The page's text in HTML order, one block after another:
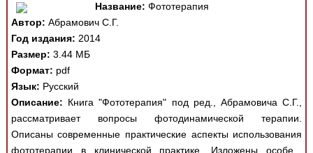
Название: Фототерапия
Автор: Абрамович С.Г.
Год издания: 2014
Размер: 3.44 МБ
Формат: pdf
Язык: Русский
Описание: Книга "Фототерапия" под ред., Абрамовича С.Г.,
рассматривает вопросы фотодинамической терапии.
Описаны современные практические аспекты использования
фототерапии в клинической практике. Изложены особе...